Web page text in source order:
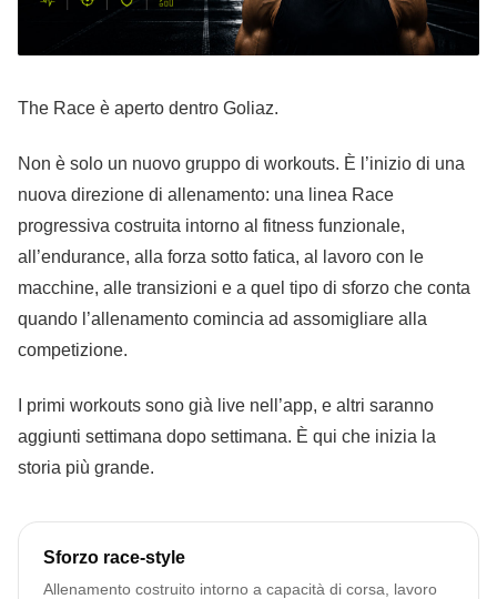
The Race è aperto dentro Goliaz.
Non è solo un nuovo gruppo di workouts. È l’inizio di una
nuova direzione di allenamento: una linea Race
progressiva costruita intorno al fitness funzionale,
all’endurance, alla forza sotto fatica, al lavoro con le
macchine, alle transizioni e a quel tipo di sforzo che conta
quando l’allenamento comincia ad assomigliare alla
competizione.
I primi workouts sono già live nell’app, e altri saranno
aggiunti settimana dopo settimana. È qui che inizia la
storia più grande.
Sforzo race‑style
Allenamento costruito intorno a capacità di corsa, lavoro